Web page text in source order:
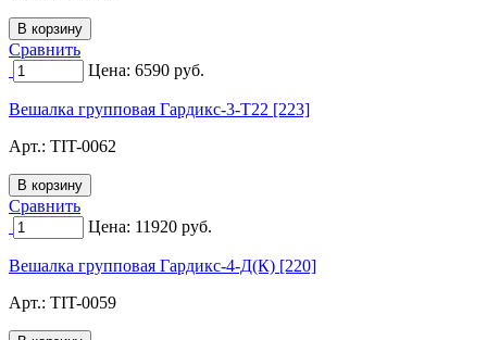
Сравнить
Цена: 6590 руб.
Вешалка групповая Гардикс-3-Т22 [223]
Арт.: TIT-0062
Сравнить
Цена: 11920 руб.
Вешалка групповая Гардикс-4-Д(К) [220]
Арт.: TIT-0059